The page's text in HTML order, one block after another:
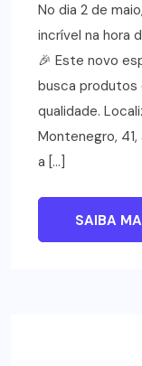
No dia 2 de
incrível na hora
🎉 Este novo
busca produtos
qualidade.
Montenegro,
a […]
SAIBA